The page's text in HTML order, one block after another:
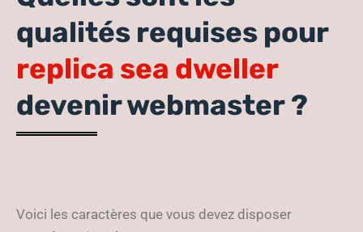
qualités requises pour
replica sea dweller
devenir webmaster ?
Voici les caractères que vous devez disposer